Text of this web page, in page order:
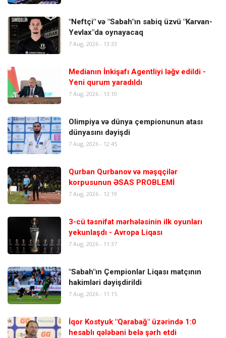
"Neftçi" və "Sabah"ın sabiq üzvü "Karvan-
Yevlax"da oynayacaq
7 Aug, 2026 - 13:33
Medianın İnkişafı Agentliyi ləğv edildi -
Yeni qurum yaradıldı
7 Aug, 2026 - 13:10
Olimpiya və dünya çempionunun atası
dünyasını dəyişdi
7 Aug, 2026 - 12:45
Qurban Qurbanov və məşqçilər
korpusunun ƏSAS PROBLEMİ
7 Aug, 2026 - 12:19
3-cü təsnifat mərhələsinin ilk oyunları
yekunlaşdı - Avropa Liqası
7 Aug, 2026 - 11:37
"Sabah"ın Çempionlar Liqası matçının
hakimləri dəyişdirildi
7 Aug, 2026 - 11:15
İqor Kostyuk "Qarabağ" üzərində 1:0
hesablı qələbəni belə şərh etdi